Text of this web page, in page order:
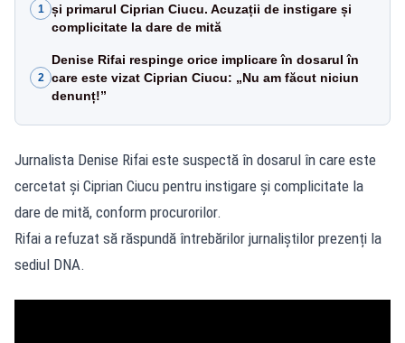
1
și primarul Ciprian Ciucu. Acuzații de instigare și
complicitate la dare de mită
2
Denise Rifai respinge orice implicare în dosarul în
care este vizat Ciprian Ciucu: „Nu am făcut niciun
denunț!”
Jurnalista Denise Rifai este suspectă în dosarul în care este
cercetat și Ciprian Ciucu pentru instigare și complicitate la
dare de mită, conform procurorilor.
Rifai a refuzat să răspundă întrebărilor jurnaliștilor prezenți la
sediul DNA.